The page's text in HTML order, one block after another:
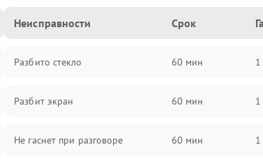
Неисправности Срок
Разбито стекло 60 мин 1
Разбит экран 60 мин 1
Не гаснет при разговоре 60 мин 1